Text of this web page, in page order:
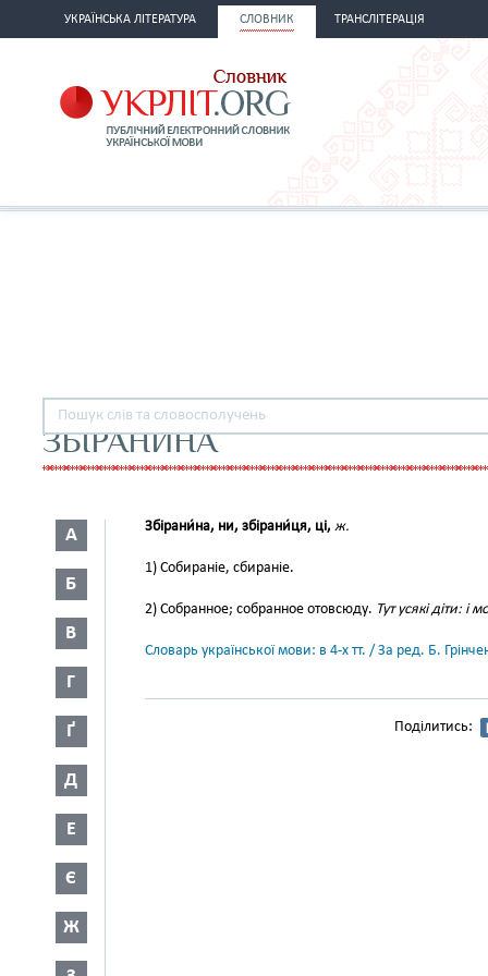
УКРАЇНСЬКА ЛІТЕРАТУРА СЛОВНИК ТРАНСЛІТЕРАЦІЯ
ЗБІРАНИНА
А
Б
В
Г
Ґ
Д
Е
Є
Ж
Збірани́на, ни, збірани́ця, ці, ж.
1) Собираніе, сбираніе.
2) Собранное; собранное отовсюду. Тут усякі діти: і
Словарь української мови: в 4-х тт. / За ред. Б.
Поділитись: